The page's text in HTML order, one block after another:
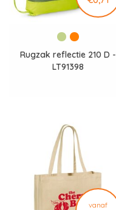
Rugzak reflectie 210 D -
LT91398
vanaf